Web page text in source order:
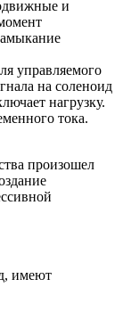
и
управляемого
на соленоид
нагрузку.
тока.
произошел
имеют